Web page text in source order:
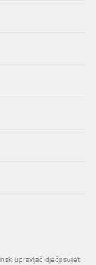
upravljač dječji svijet